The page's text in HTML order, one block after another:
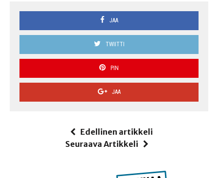
JAA
TWIITTI
PIN
JAA
Edellinen artikkeli
Seuraava Artikkeli